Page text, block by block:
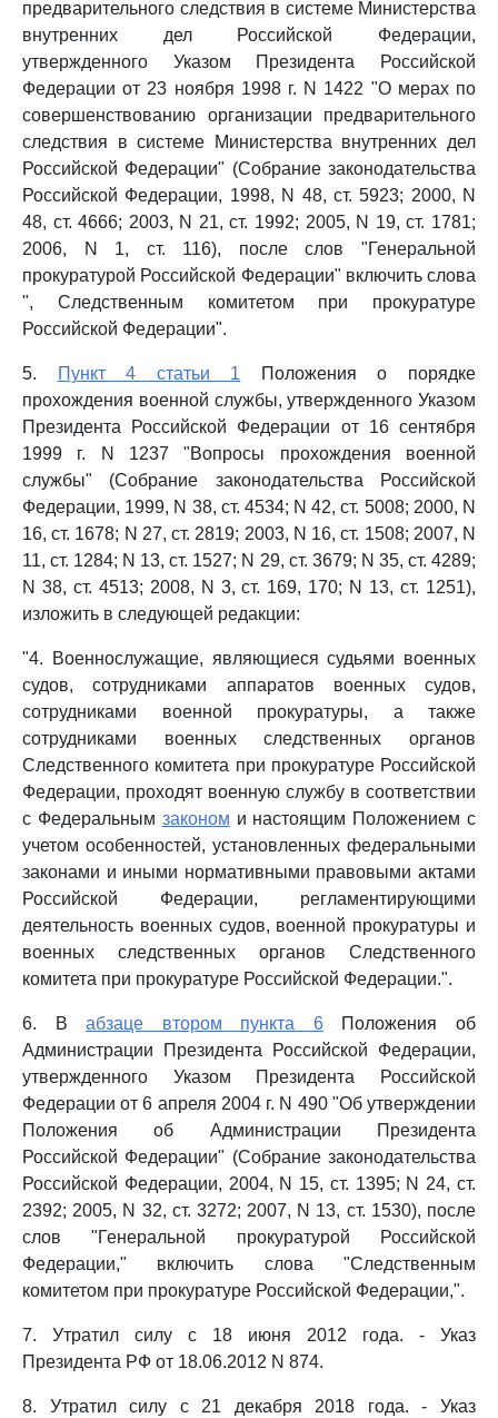
предварительного следствия в системе Министерства
внутренних дел Российской Федерации,
утвержденного Указом Президента Российской
Федерации от 23 ноября 1998 г. N 1422 "О мерах по
совершенствованию организации предварительного
следствия в системе Министерства внутренних дел
Российской Федерации" (Собрание законодательства
Российской Федерации, 1998, N 48, ст. 5923; 2000, N
48, ст. 4666; 2003, N 21, ст. 1992; 2005, N 19, ст. 1781;
2006, N 1, ст. 116), после слов "Генеральной
прокуратурой Российской Федерации" включить слова
", Следственным комитетом при прокуратуре
Российской Федерации".
5. Пункт 4 статьи 1 Положения о порядке
прохождения военной службы, утвержденного Указом
Президента Российской Федерации от 16 сентября
1999 г. N 1237 "Вопросы прохождения военной
службы" (Собрание законодательства Российской
Федерации, 1999, N 38, ст. 4534; N 42, ст. 5008; 2000, N
16, ст. 1678; N 27, ст. 2819; 2003, N 16, ст. 1508; 2007, N
11, ст. 1284; N 13, ст. 1527; N 29, ст. 3679; N 35, ст. 4289;
N 38, ст. 4513; 2008, N 3, ст. 169, 170; N 13, ст. 1251),
изложить в следующей редакции:
"4. Военнослужащие, являющиеся судьями военных
судов, сотрудниками аппаратов военных судов,
сотрудниками военной прокуратуры, а также
сотрудниками военных следственных органов
Следственного комитета при прокуратуре Российской
Федерации, проходят военную службу в соответствии
с Федеральным законом и настоящим Положением с
учетом особенностей, установленных федеральными
законами и иными нормативными правовыми актами
Российской Федерации, регламентирующими
деятельность военных судов, военной прокуратуры и
военных следственных органов Следственного
комитета при прокуратуре Российской Федерации.".
6. Вабзаце втором пункта 6Положения об
Администрации Президента Российской Федерации,
утвержденного Указом Президента Российской
Федерации от 6 апреля 2004 г. N 490 "Об утверждении
Положения об Администрации Президента
Российской Федерации" (Собрание законодательства
Российской Федерации, 2004, N 15, ст. 1395; N 24, ст.
2392; 2005, N 32, ст. 3272; 2007, N 13, ст. 1530), после
слов "Генеральной прокуратурой Российской
Федерации," включить слова "Следственным
комитетом при прокуратуре Российской Федерации,".
7. Утратил силу с 18 июня 2012 года. - Указ
Президента РФ от 18.06.2012 N 874.
8. Утратил силу с 21 декабря 2018 года. - Указ